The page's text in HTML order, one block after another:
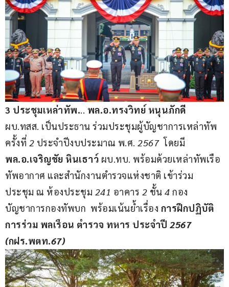
3 ประชุมเหล่าทัพ... พล.อ.ทรงวิทย์ หนุนภักดี
ผบ.ทสส. เป็นประธาน ร่วมประชุมผู้บัญชาการเหล่าทัพ
ครั้งที่ 2 ประจำปีงบประมาณ พ.ศ. 2567 โดยมี
พล.อ.เจริญชัย หินเธาว์ ผบ.ทบ. พร้อมด้วยเหล่าทัพเรือ
ทัพอากาศ และสำนักงานตำรวจแห่งชาติ เข้าร่วม
ประชุม ณ ห้องประชุม 241 อาคาร 2 ชั้น 4 กอง
บัญชาการกองทัพบก  พร้อมเน้นย้ำเรื่อง การฝึกปฏิบัติ
การร่วม พลเรือน ตำรวจ ทหาร ประจำปี 2567
(กฝร.พตท.67)